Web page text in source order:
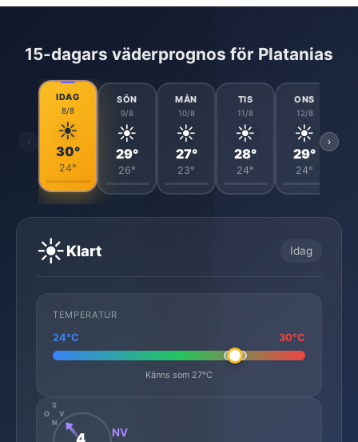
15-dagars väderprognos för Platanias
‹
IDAG
8/8
☀️
30°
24°
SÖN
9/8
☀️
29°
26°
MÅN
10/8
☀️
27°
23°
TIS
11/8
☀️
28°
24°
ONS
12/8
☀️
29°
24°
›
☀️Klart Idag
TEMPERATUR
24°C 30°C
Känns som 27°C
N
S
O
V
4 NV